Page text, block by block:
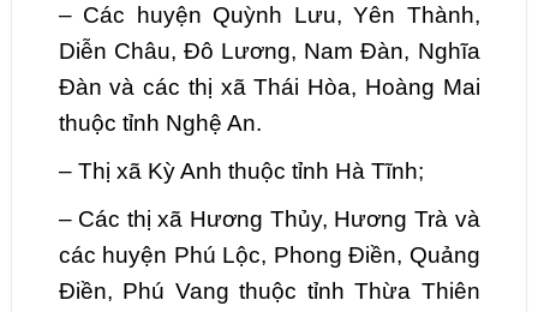
– Các huyện Quỳnh Lưu, Yên Thành,
Diễn Châu, Đô Lương, Nam Đàn, Nghĩa
Đàn và các thị xã Thái Hòa, Hoàng Mai
thuộc tỉnh Nghệ An.
– Thị xã Kỳ Anh thuộc tỉnh Hà Tĩnh;
– Các thị xã Hương Thủy, Hương Trà và
các huyện Phú Lộc, Phong Điền, Quảng
Điền, Phú Vang thuộc tỉnh Thừa Thiên